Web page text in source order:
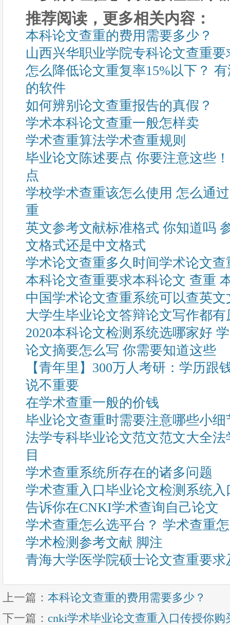
推荐阅读，更多相关内容：
本科论文查重的费用需要多少？
山西兴华职业学院专科论文查重
怎么降低论文重复率15%以下？
的软件
如何辨别论文查重报告的真假？
学术本科论文查重一般怎样卖
学术查重算法学术查重规则
毕业论文陈述要点 你要注意这些
点
学校学术查重该怎么使用 怎么通
重
英文参考文献标准格式 你知道吗
文格式还是中文格式
学术论文查重多久时间学术论文
本科论文查重要求本科论文 查重
中国学术论文查重系统可以查英文
大学生毕业论文答辩论文写作都
2020本科论文检测系统选哪家好
论文摘要怎么写 你需要知道这些
【青年里】300万人考研：学历跟
说不重要
在学术查重一般的价钱
毕业论文查重时需要注意哪些小细
法学专科毕业论文范文范文大全
目
学术查重系统所存在的诸多问题
学术查重入口毕业论文检测系统入
告诉你在CNKI学术查询自己论文
学术查重怎么选平台？ 学术查重
学术检测参考文献 脚注
青海大学医学院硕士论文查重要求
上一篇： 本科论文查重的费用需要多少？
下一篇： cnki学术毕业论文查重入口传授你